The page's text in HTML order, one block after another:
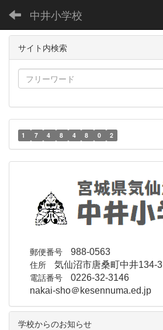
中井小学校
サイト内検索
1 7 4 8 4 8 0 2
郵便番号 988-0563
住所 気仙沼市唐桑町中井134-3
電話番号 0226-32-3146
nakai-sho＠kesennuma.ed.jp
学校からのお知らせ